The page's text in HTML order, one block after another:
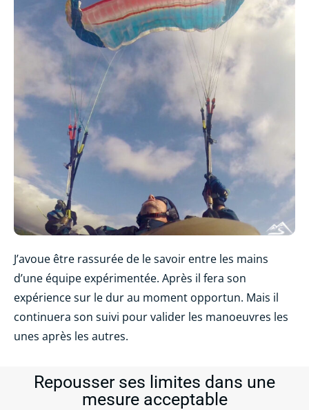
J’avoue être rassurée de le savoir entre les mains
d’une équipe expérimentée. Après il fera son
expérience sur le dur au moment opportun. Mais il
continuera son suivi pour valider les manoeuvres les
unes après les autres.
Repousser ses limites dans une
mesure acceptable